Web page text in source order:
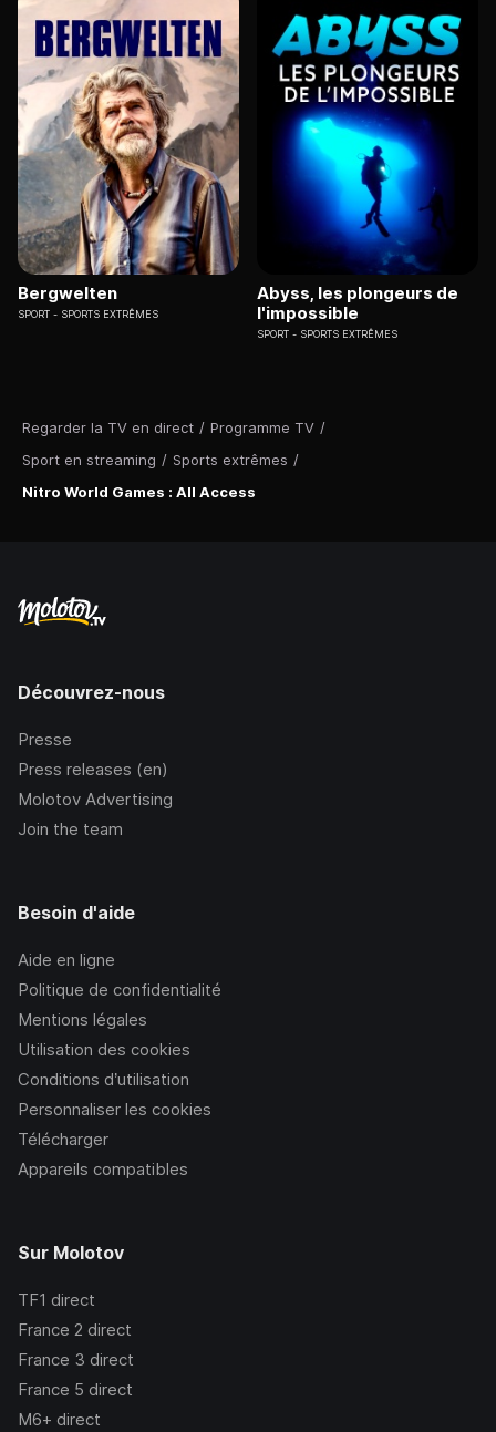
Regarder la TV en direct / Programme TV /
Sport en streaming / Sports extrêmes /
Nitro World Games : All Access
Bergwelten
SPORT SPORTS EXTRÊMES
Abyss, les plongeurs de
l'impossible
SPORT SPORTS EXTRÊMES
Découvrez-nous
Presse
Press releases (en)
Molotov Advertising
Join the team
Besoin d'aide
Aide en ligne
Politique de confidentialité
Mentions légales
Utilisation des cookies
Conditions d’utilisation
Personnaliser les cookies
Télécharger
Appareils compatibles
Sur Molotov
TF1 direct
France 2 direct
France 3 direct
France 5 direct
M6+ direct